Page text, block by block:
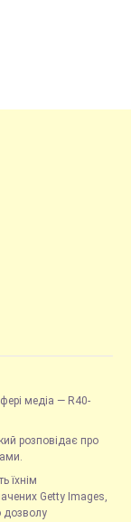
медіа — R40-
розповідає про
їхнім
Getty Images,
дозволу